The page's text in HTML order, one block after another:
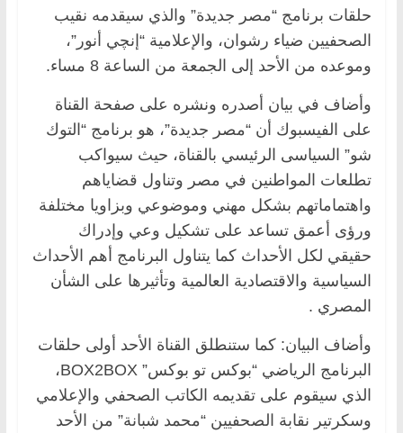
حلقات برنامج “مصر جديدة” والذي سيقدمه نقيب
الصحفيين ضياء رشوان، والإعلامية “إنچي أنور”،
وموعده من الأحد إلى الجمعة من الساعة 8 مساء.
وأضاف في بيان أصدره ونشره على صفحة القناة
على الفيسبوك أن “مصر جديدة”، هو برنامج “التوك
شو” السياسى الرئيسي بالقناة، حيث سيواكب
تطلعات المواطنين في مصر وتناول قضاياهم
واهتماماتهم بشكل مهني وموضوعي وبزاويا مختلفة
ورؤى أعمق تساعد على تشكيل وعي وإدراك
حقيقي لكل الأحداث كما يتناول البرنامج أهم الأحداث
السياسية والاقتصادية العالمية وتأثيرها على الشأن
المصري .
وأضاف البيان: كما ستنطلق القناة الأحد أولى حلقات
البرنامج الرياضي “بوكس تو بوكس” BOX2BOX،
الذي سيقوم على تقديمه الكاتب الصحفي والإعلامي
وسكرتير نقابة الصحفيين “محمد شبانة” من الأحد